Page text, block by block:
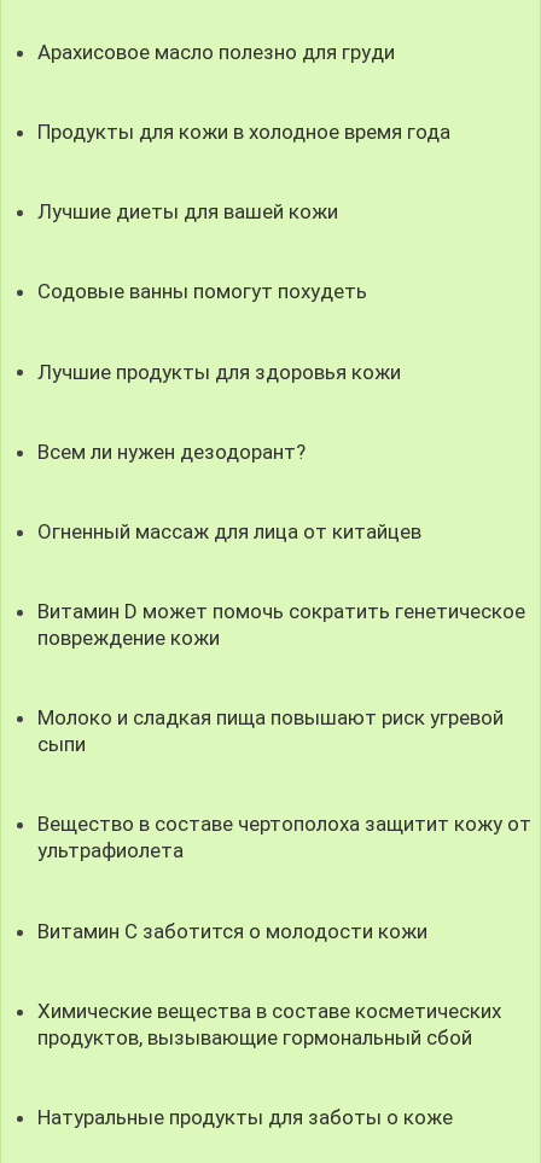
Арахисовое масло полезно для груди
Продукты для кожи в холодное время года
Лучшие диеты для вашей кожи
Содовые ванны помогут похудеть
Лучшие продукты для здоровья кожи
Всем ли нужен дезодорант?
Огненный массаж для лица от китайцев
Витамин D может помочь сократить генетическое
повреждение кожи
Молоко и сладкая пища повышают риск угревой
сыпи
Вещество в составе чертополоха защитит кожу от
ультрафиолета
Витамин С заботится о молодости кожи
Химические вещества в составе косметических
продуктов, вызывающие гормональный сбой
Натуральные продукты для заботы о коже